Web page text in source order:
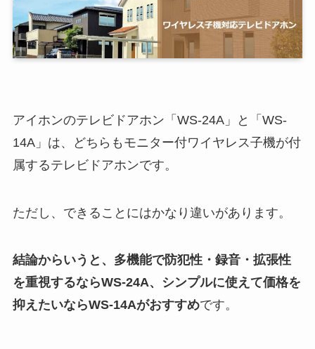
アイホンのテレビドアホン「WS-24A」と「WS-
14A」は、どちらもモニター付ワイヤレス子機が付
属するテレビドアホンです。
ただし、できることにはかなり違いがあります。
結論からいうと、多機能で防犯性・録音・拡張性
を重視するならWS-24A、シンプルに使えて価格を
抑えたいならWS-14Aがおすすめです。